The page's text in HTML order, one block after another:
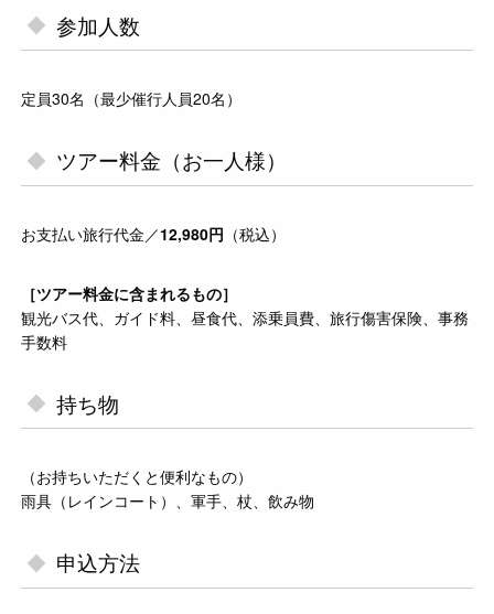
参加人数
定員30名（最少催行人員20名）
ツアー料金（お一人様）
お支払い旅行代金／12,980円 （税込）
［ツアー料金に含まれるもの］
観光バス代、ガイド料、昼食代、添乗員費、旅行傷害保険、事務
手数料
持ち物
（お持ちいただくと便利なもの）
雨具（レインコート）、軍手、杖、飲み物
申込方法